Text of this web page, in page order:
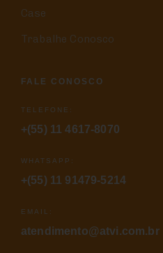
Case
Trabalhe Conosco
FALE CONOSCO
TELEFONE:
+(55) 11 4617-8070
WHATSAPP:
+(55) 11 91479-5214
EMAIL:
atendimento@atvi.com.br